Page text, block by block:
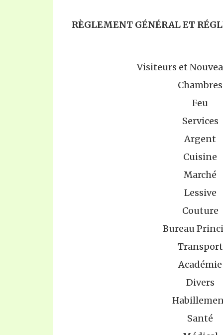
RÈGLEMENT GÉNÉRAL ET
Visiteurs et
Chambres
Feu
Services
Argent
Cuisine
Marché
Lessive
Couture
Bureau
Transport
Académie
Divers
Santé